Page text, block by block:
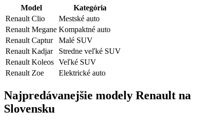
Model
Kategória
Renault Clio
Mestské auto
Renault Megane Kompaktné auto
Renault Captur
Malé SUV
Renault Kadjar
Stredne veľké SUV
Renault Koleos Veľké SUV
Renault Zoe
Elektrické auto
Najpredávanejšie modely Renault na
Slovensku